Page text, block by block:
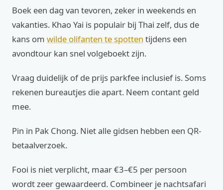
Boek een dag van tevoren, zeker in weekends en
vakanties. Khao Yai is populair bij Thai zelf, dus de
kans om wilde olifanten te spotten tijdens een
avondtour kan snel volgeboekt zijn.
Vraag duidelijk of de prijs parkfee inclusief is. Soms
rekenen bureautjes die apart. Neem contant geld
mee.
Pin in Pak Chong. Niet alle gidsen hebben een QR-
betaalverzoek.
Fooi is niet verplicht, maar €3–€5 per persoon
wordt zeer gewaardeerd. Combineer je nachtsafari